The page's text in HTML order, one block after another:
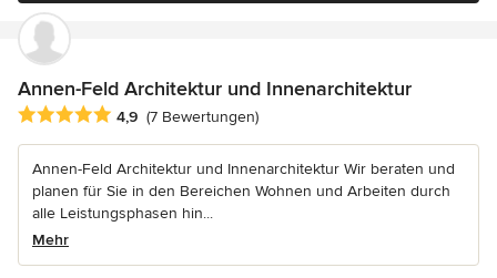
Annen-Feld Architektur und Innenarchitektur
Durchschnittliche Bewertung: 4.9 von 5 Sternen
4,9 (7 Bewertungen)
Annen-Feld Architektur und Innenarchitektur Wir beraten und
planen für Sie in den Bereichen Wohnen und Arbeiten durch
alle Leistungsphasen hin...
Mehr